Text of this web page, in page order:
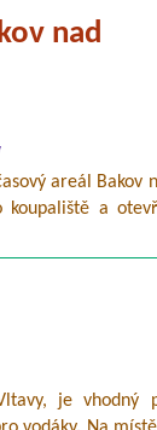
nad
areál Bakov
koupaliště a
je vhodný